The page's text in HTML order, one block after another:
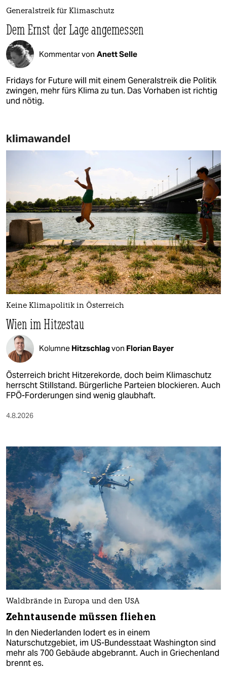
Generalstreik für Klimaschutz
Dem Ernst der Lage angemessen
Kommentar von Anett Selle
Fridays for Future will mit einem Generalstreik die Politik
zwingen, mehr fürs Klima zu tun. Das Vorhaben ist richtig
und nötig.
klimawandel
Keine Klimapolitik in Österreich
Wien im Hitzestau
Kolumne Hitzschlagvon Florian Bayer
Österreich bricht Hitzerekorde, doch beim Klimaschutz
herrscht Stillstand. Bürgerliche Parteien blockieren. Auch
FPÖ-Forderungen sind wenig glaubhaft.
4.8.2026
Waldbrände in Europa und den USA
Zehntausende müssen fliehen
In den Niederlanden lodert es in einem
Naturschutzgebiet, im US-Bundesstaat Washington sind
mehr als 700 Gebäude abgebrannt. Auch in Griechenland
brennt es.